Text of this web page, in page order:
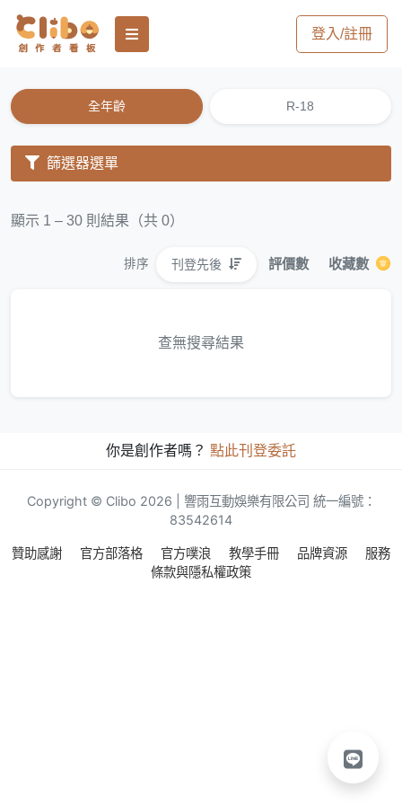
登入/註冊
全年齡 R-18
篩選器選單
顯示 1 – 30 則結果（共 0）
排序 刊登先後 評價數 收藏數
查無搜尋結果
你是創作者嗎？ 點此刊登委託
Copyright © Clibo 2026 | 響雨互動娛樂有限公司 統一編號：
83542614
贊助感謝 官方部落格 官方噗浪 教學手冊 品牌資源
服務
條款與隱私權政策